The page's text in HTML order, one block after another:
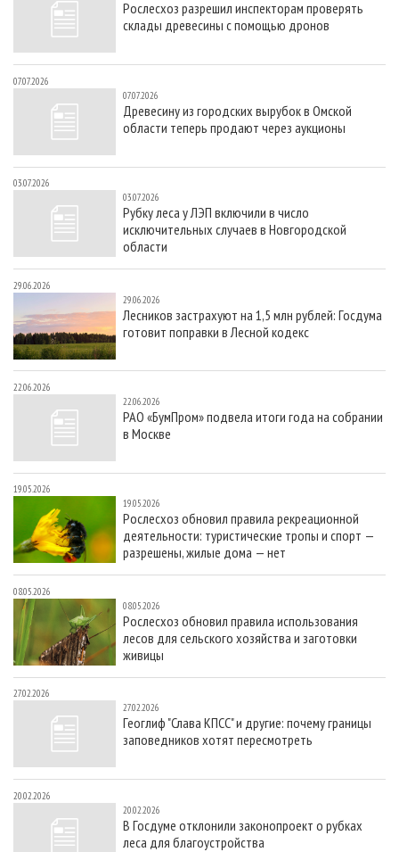
СУШКА ДРЕВЕСИНЫ
ПРОИЗВОДСТВО ДРЕВЕСНЫХ ПЛИТ
ДЕРЕВЯННОЕ ДОМОСТРОЕНИЕ
ПРОИЗВОДСТВО МЕБЕЛИ
БИОЭНЕРГЕТИКА
ЦБП
ИНСТРУМЕНТ И МАТЕРИАЛЫ
ПЕРСОНЫ
МОБИЛЬНЫЕ ВЫСТАВКИ
ПРИОРИТЕТНЫЕ ИНВЕСТПРОЕКТЫ
RUSSIAN FORESTRY REVIEW
ГАЗЕТА ЛЕСПРОМФОРУМ
БИБЛИОТЕКА СПЕЦИАЛИСТА
КОНТАКТЫ
РЕКЛАМА
Рослесхоз разрешил инспекторам проверять
склады древесины с помощью дронов
07.07.2026
07.07.2026
Древесину из городских вырубок в Омской
области теперь продают через аукционы
03.07.2026
03.07.2026
Рубку леса у ЛЭП включили в число
исключительных случаев в Новгородской
области
29.06.2026
29.06.2026
Лесников застрахуют на 1,5 млн рублей: Госдума
готовит поправки в Лесной кодекс
22.06.2026
22.06.2026
РАО «БумПром» подвела итоги года на собрании
в Москве
19.05.2026
19.05.2026
Рослесхоз обновил правила рекреационной
деятельности: туристические тропы и спорт —
разрешены, жилые дома — нет
08.05.2026
08.05.2026
Рослесхоз обновил правила использования
лесов для сельского хозяйства и заготовки
живицы
27.02.2026
27.02.2026
Геоглиф "Слава КПСС" и другие: почему границы
заповедников хотят пересмотреть
20.02.2026
20.02.2026
В Госдуме отклонили законопроект о рубках
леса для благоустройства